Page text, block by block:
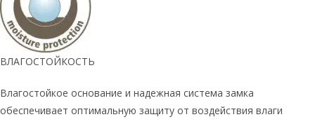
ВЛАГОСТОЙКОСТЬ
Влагостойкое основание и надежная система замка
обеспечивает оптимальную защиту от воздействия влаги